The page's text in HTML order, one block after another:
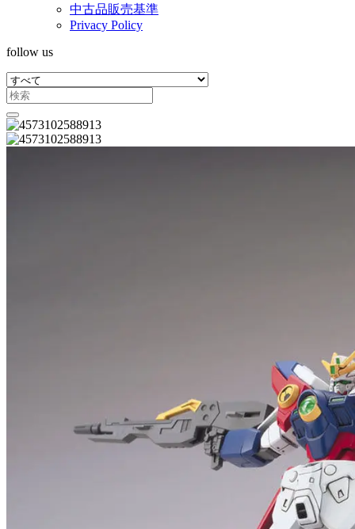
中古品販売基準
Privacy Policy
follow us